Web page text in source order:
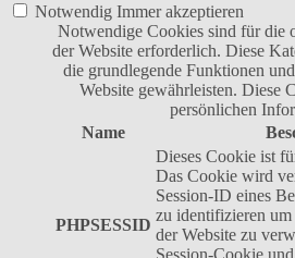
Notwendig Immer akzeptieren
Notwendige Cookies sind für die
der Website erforderlich. Diese
die grundlegende Funktionen
Website gewährleisten. Diese
persönlichen
Name
PHPSESSID
Dieses Cookie ist
Das Cookie wird
Session-ID eines
zu identifizieren
der Website zu
Session-Cookie